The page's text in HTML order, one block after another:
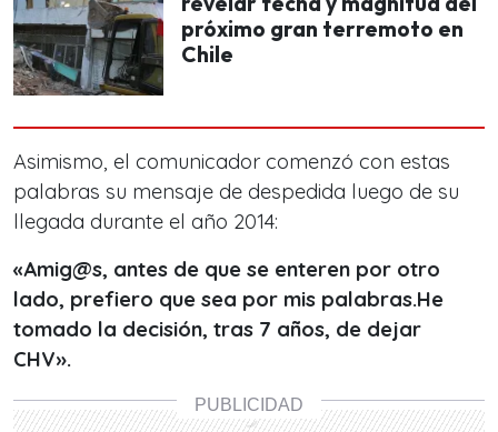
próximo gran terremoto en
Chile
Asimismo, el comunicador comenzó con estas
palabras su mensaje de despedida luego de su
llegada durante el año 2014:
«Amig@s, antes de que se enteren por otro
lado, prefiero que sea por mis palabras.He
tomado la decisión, tras 7 años, de dejar
CHV».